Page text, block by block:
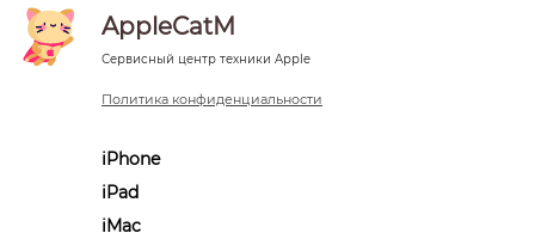
AppleCatM
Сервисный центр техники Apple
Политика конфиденциальности
iPhone
iPad
iMac